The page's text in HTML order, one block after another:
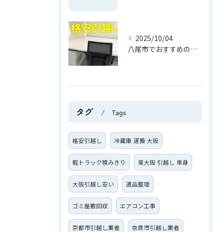
2025/10/04
八尾市でおすすめの引越し業者5選｜格安＆安心対応
タグ Tags
格安引越し 冷蔵庫 運搬 大阪
軽トラック積みきり 東大阪 引越し 単身
大阪引越し安い 遺品整理
ゴミ屋敷回収 エアコン工事
京都市引越し業者 奈良市引越し業者